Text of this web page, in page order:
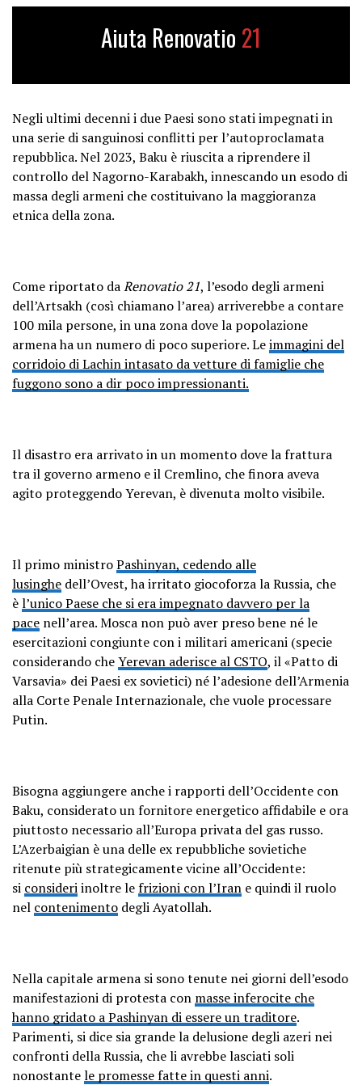
Aiuta Renovatio 21
Negli ultimi decenni i due Paesi sono stati impegnati in
una serie di sanguinosi conflitti per l’autoproclamata
repubblica. Nel 2023, Baku è riuscita a riprendere il
controllo del Nagorno-Karabakh, innescando un esodo di
massa degli armeni che costituivano la maggioranza
etnica della zona.
Come riportato daRenovatio 21, l’esodo degli armeni
dell’Artsakh (così chiamano l’area) arriverebbe a contare
100 mila persone, in una zona dove la popolazione
armena ha un numero di poco superiore. Leimmagini del
corridoio di Lachin intasato da vetture di famiglie che
fuggono sono a dir poco impressionanti.
Il disastro era arrivato in un momento dove la frattura
tra il governo armeno e il Cremlino, che finora aveva
agito proteggendo Yerevan, è divenuta molto visibile.
Il primo ministroPashinyan, cedendo alle
lusinghe dell’Ovest, ha irritato giocoforza la Russia, che
èl’unico Paese che si era impegnato davvero per la
pace nell’area. Mosca non può aver preso bene né le
esercitazioni congiunte con i militari americani (specie
considerando cheYerevan aderisce al CSTO, il «Patto di
Varsavia» dei Paesi ex sovietici) né l’adesione dell’Armenia
alla Corte Penale Internazionale, che vuole processare
Putin.
Bisogna aggiungere anche i rapporti dell’Occidente con
Baku, considerato un fornitore energetico affidabile e ora
piuttosto necessario all’Europa privata del gas russo.
L’Azerbaigian è una delle ex repubbliche sovietiche
ritenute più strategicamente vicine all’Occidente:
si consideriinoltre lefrizioni con l’Iran e quindi il ruolo
nel contenimento degli Ayatollah.
Nella capitale armena si sono tenute nei giorni dell’esodo
manifestazioni di protesta con masse inferocite che
hanno gridato a Pashinyan di essere un traditore.
Parimenti, si dice sia grande la delusione degli azeri nei
confronti della Russia, che li avrebbe lasciati soli
nonostantele promesse fatte in questi anni.